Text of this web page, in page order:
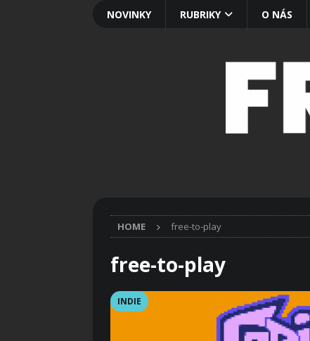
NOVINKY RUBRIKY O NÁS
HOME free-to-play
free-to-play
INDIE